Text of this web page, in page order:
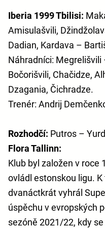
Iberia 1999 Tbilisi:
Amisulašvili,
Dadian, Kardava –
Náhradníci: Megrelišvili
Bočorišvili, Chačidze,
Dzagania, Čichradze.
Trenér: Andrij
Rozhodčí: Putros –
Flora Tallinn:
Klub byl založen v roce
ovládl estonskou ligu.
dvanáctkrát vyhrál
úspěchu v evropských
sezóně 2021/22, kdy